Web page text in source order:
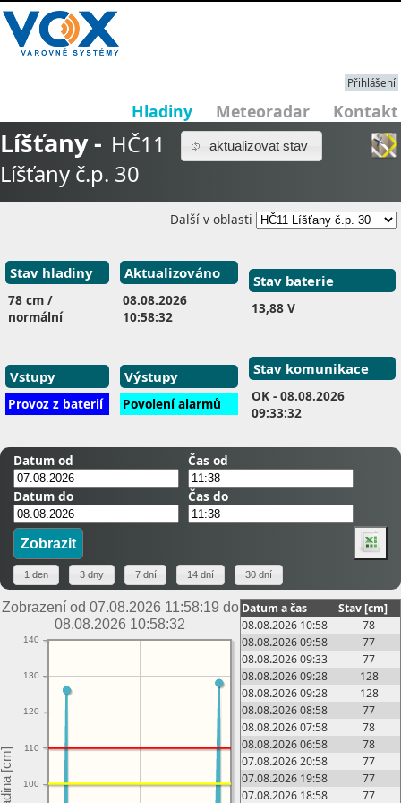
Přihlášení
Hladiny Meteoradar Kontakt
aktualizovat stav
Líšťany - HČ11
Líšťany č.p. 30
Další v oblasti
Stav hladiny
78 cm /
normální
Aktualizováno
08.08.2026
10:58:32
Stav baterie
13,88 V
Vstupy
Provoz z baterií
Výstupy
Povolení alarmů
Stav komunikace
OK - 08.08.2026
09:33:32
Datum od Čas od
Datum do Čas do
Zobrazení od 07.08.2026 11:58:19 do
08.08.2026 10:58:32
100
110
120
130
140
Datum a čas
Stav [cm]
08.08.2026 10:58
78
08.08.2026 09:58
77
08.08.2026 09:33
77
08.08.2026 09:28
128
08.08.2026 09:28
128
08.08.2026 08:58
77
08.08.2026 07:58
78
08.08.2026 06:58
78
07.08.2026 20:58
77
07.08.2026 19:58
77
07.08.2026 18:58
77